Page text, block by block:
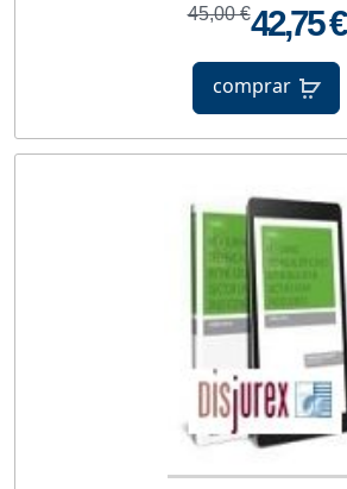
45,00 €42,75 €
comprar